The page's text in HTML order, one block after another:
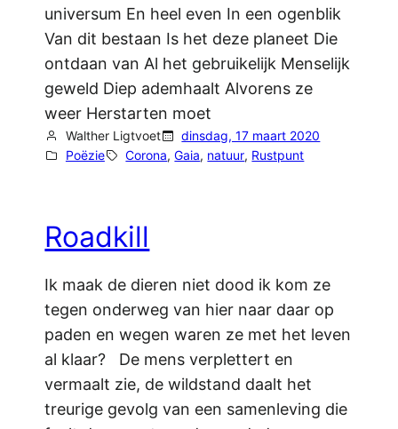
universum En heel even In een ogenblik
Van dit bestaan Is het deze planeet Die
ontdaan van Al het gebruikelijk Menselijk
geweld Diep ademhaalt Alvorens ze
weer Herstarten moet
Walther Ligtvoet
dinsdag, 17 maart 2020
Poëzie
Corona, Gaia, natuur, Rustpunt
Roadkill
Ik maak de dieren niet dood ik kom ze
tegen onderweg van hier naar daar op
paden en wegen waren ze met het leven
al klaar? De mens verplettert en
vermaalt zie, de wildstand daalt het
treurige gevolg van een samenleving die